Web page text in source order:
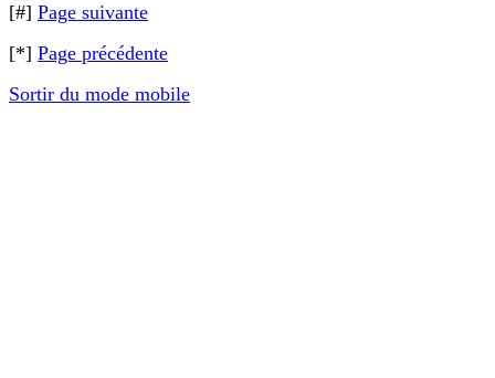
[#] Page suivante
[*] Page précédente
Sortir du mode mobile